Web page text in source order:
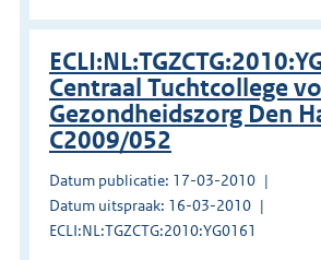
Centraal Tuchtcollege
Gezondheidszorg Den
C2009/052
Datum publicatie: 17-03-2010
Datum uitspraak: 16-03-2010
ECLI:NL:TGZCTG:2010:YG0161